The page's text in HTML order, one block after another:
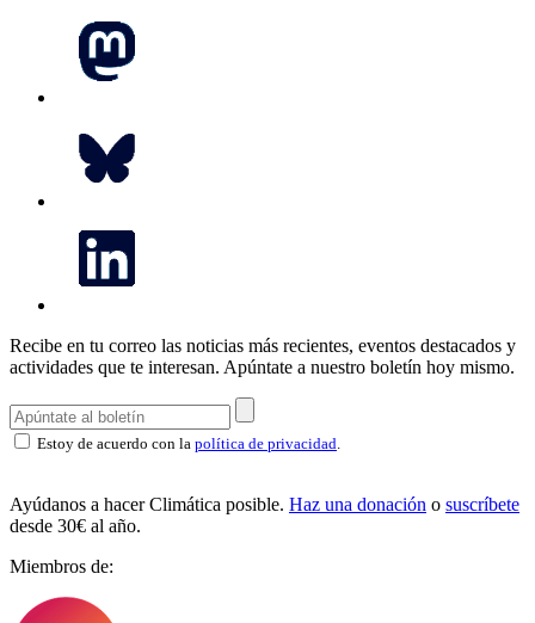
Recibe en tu correo las noticias más recientes, eventos destacados y
actividades que te interesan. Apúntate a nuestro boletín hoy mismo.
Estoy de acuerdo con la política de privacidad
Ayúdanos a hacer Climática posible. Haz una donación o suscríbete
desde 30€ al año.
Miembros de: